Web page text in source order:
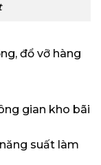
đổ vỡ hàng
gian kho bãi
suất làm